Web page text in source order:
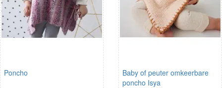
Poncho
Baby of peuter omkeerbare
poncho Isya